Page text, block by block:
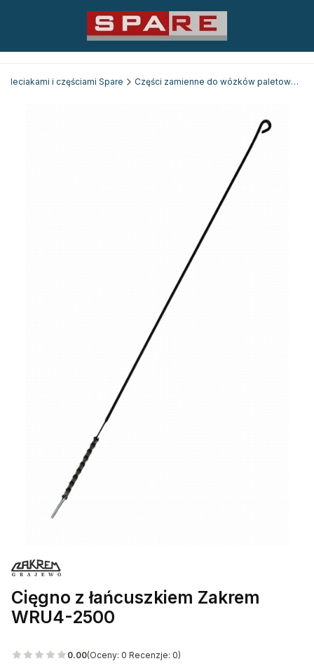
i częściami Spare Części zamienne do wózków paletowych
Cięgno z łańcuszkiem Zakrem
WRU4-2500
0.00(Oceny: 0 Recenzje: 0)